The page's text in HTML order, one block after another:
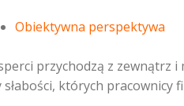
Obiektywna perspektywa
przychodzą z zewnątrz
słabości, których pracownicy